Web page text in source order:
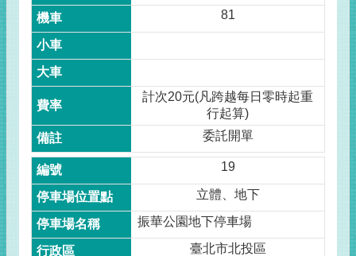
81
計次20元(凡跨越每日零時起重
行起算)
委託開單
19
立體、地下
振華公園地下停車場
臺北市北投區